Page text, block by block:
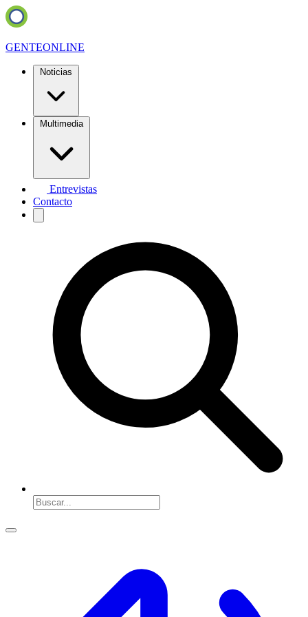
GENTEONLINE
Noticias
Multimedia
Entrevistas
Contacto